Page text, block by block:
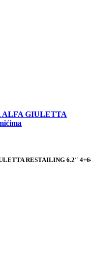
GIULETTA
RESTAILING 6.2″